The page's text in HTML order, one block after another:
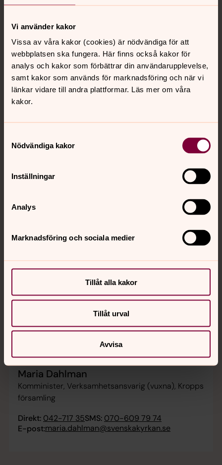
Vi använder kakor
Vissa av våra kakor (cookies) är nödvändiga för att
webbplatsen ska fungera. Här finns också kakor för
analys och kakor som förbättrar din användarupplevelse,
samt kakor som används för marknadsföring och när vi
länkar vidare till andra plattformar. Läs mer om våra
kakor.
Nödvändiga kakor
Inställningar
Analys
Marknadsföring och sociala medier
Tillåt alla kakor
Tillåt urval
Avvisa
Foto: Johannes Frandsen/IKON
Leva vidare-grupp
Välkommen till en samtalsgrupp för dig som lever med
sorg efter att ha mist en nära anhörig eller vän. I en liten
grupp får du möjlighet att dela erfarenhet av sorg och
saknad. För många är detta en hjälp att bearbeta och få
För mer information kontakta Maria Dahlman, präst,
telefon 042-717 35, eller Carin Agardh, diakoniassistent,
Maria Dahlman
Komminister, Verksamhetsansvarig (vuxna), Kropps
församling
Direkt: 042-717 35SMS: 070-609 79 74
E-post:maria.dahlman@svenskakyrkan.se